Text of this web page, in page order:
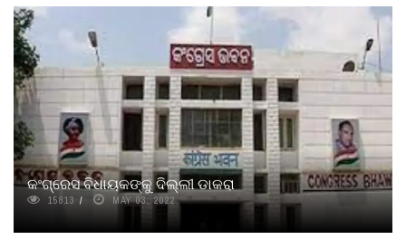
କଂଗ୍ରେସ ବିଧାୟକଙ୍କୁ ଦିଲ୍ଲୀ ଡାକରା
15813 MAY 03, 2022